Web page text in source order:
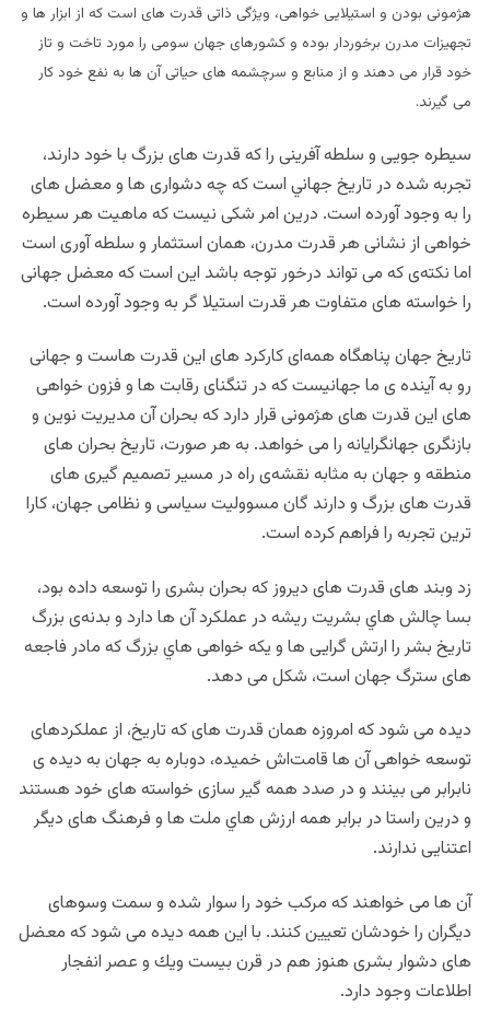
هژمونی بودن و استیلایی خواهی، ویژگی ذاتی قدرت های است که از ابزار ها و
تجهیزات مدرن برخوردار بوده و کشورهای جهان سومی را مورد تاخت و تاز
خود قرار می دهند و از منابع و سرچشمه های حیاتی آن ها به نفع خود کار
می گیرند.
سیطره جویی و سلطه آفرینی را که قدرت های بزرگ با خود دارند،
تجربه شده در تاریخ جهاني است که چه دشواری ها و معضل های
را به وجود آورده است. درین امر شکی نیست که ماهیت هر سیطره
خواهی از نشانی هر قدرت مدرن، همان استثمار و سلطه آوری است
اما نکته‌ی که می تواند درخور توجه باشد این است که معضل جهانی
را خواسته های متفاوت هر قدرت استیلا گر به وجود آورده است.
تاریخ جهان پناهگاه همه‌ای کارکرد های این قدرت هاست و جهانی
رو به آینده ی ما جهانيست که در تنگنای رقابت ها و فزون خواهی
های این قدرت های هژمونی قرار دارد كه بحران آن مدیریت نوین و
بازنگری جهانگرایانه را می خواهد. به هر صورت، تاریخ بحران های
منطقه و جهان به مثابه نقشه‌ی راه در مسیر تصمیم گیری های
قدرت های بزرگ و دارند گان مسوولیت سیاسی و نظامی جهان، کارا
ترین تجربه را فراهم کرده است.
زد وبند های قدرت های دیروز که بحران بشری را توسعه داده بود،
بسا چالش هاي بشریت ریشه در عملکرد آن ها دارد و بدنه‌ی بزرگ
تاریخ بشر را ارتش گرایی ها و یکه خواهی هاي بزرگ که مادر فاجعه
های سترگ جهان است، شکل می دهد.
دیده می شود که امروزه همان قدرت های که تاریخ، از عملکردهای
توسعه‌ خواهی آن ها قامت‌اش خمیده، دوباره به جهان به دیده ی
نابرابر می بینند و در صدد همه گیر سازی خواسته های خود هستند
و درین راستا در برابر همه ارزش هاي ملت ها و فرهنگ های دیگر
اعتنایی ندارند.
آن ها می خواهند که مرکب خود را سوار شده و سمت وسوهای
دیگران را خودشان تعیین كنند. با این همه دیده می شود كه معضل
های دشوار بشری هنوز هم در قرن بيست ويك و عصر انفجار
اطلاعات وجود دارد.